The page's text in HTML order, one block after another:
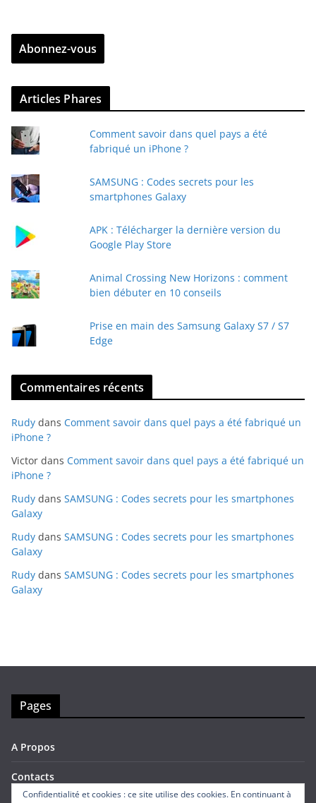
r
z
v
r
e
e
a
Abonnez-vous
Articles Phares
Comment savoir dans quel pays a été
fabriqué un iPhone ?
SAMSUNG : Codes secrets pour les
smartphones Galaxy
APK : Télécharger la dernière version du
Google Play Store
Animal Crossing New Horizons : comment
bien débuter en 10 conseils
Prise en main des Samsung Galaxy S7 / S7
Edge
Commentaires récents
Rudy dans Comment savoir dans quel pays a été fabriqué un
iPhone ?
Victor dans Comment savoir dans quel pays a été fabriqué un
iPhone ?
Rudy dans SAMSUNG : Codes secrets pour les smartphones
Galaxy
Rudy dans SAMSUNG : Codes secrets pour les smartphones
Galaxy
Rudy dans SAMSUNG : Codes secrets pour les smartphones
Galaxy
Pages
A Propos
Contacts
Confidentialité et cookies : ce site utilise des cookies. En continuant à